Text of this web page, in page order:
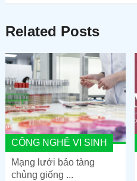
Related Posts
CÔNG NGHỆ VI SINH
Mạng lưới bảo tàng
chủng giống ...